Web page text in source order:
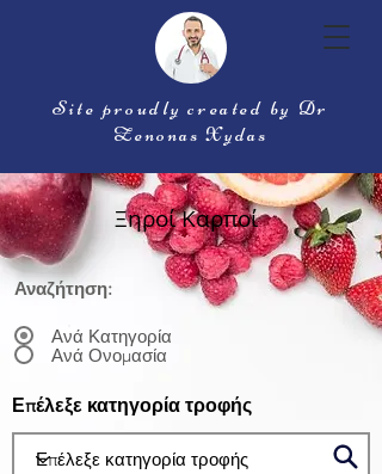
Site proudly created by Dr
Zenonas Xydas
Ξηροί Καρποί
Αναζήτηση:
Ανά Κατηγορία
Ανά Ονομασία
Επέλεξε κατηγορία τροφής